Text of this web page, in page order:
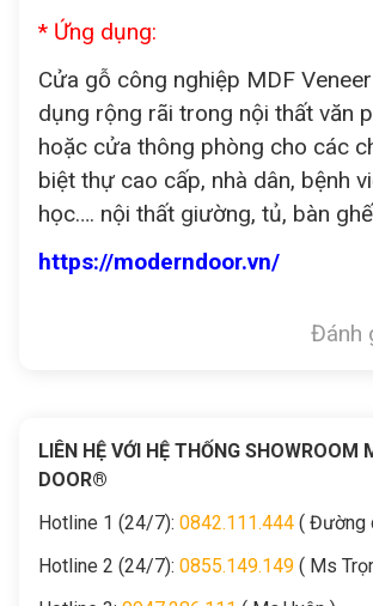
* Ứng dụng:
Cửa gỗ công nghiệp MDF
dụng rộng rãi trong nội thất văn
hoặc cửa thông phòng cho các
biệt thự cao cấp, nhà dân, bệnh
học…. nội thất giường, tủ, bàn
https://moderndoor.vn/
Đánh
LIÊN HỆ VỚI HỆ THỐNG SHOWROOM
DOOR®
Hotline 1 (24/7): 0842.111.444 ( Đường
Hotline 2 (24/7): 0855.149.149 ( Ms